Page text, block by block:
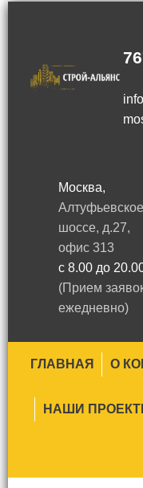
Москва,
Алтуфьевское
шоссе, д.27,
офис 313
с 8.00 до
(Прием
ежедневно)
ГЛАВНАЯ О
НАШИ